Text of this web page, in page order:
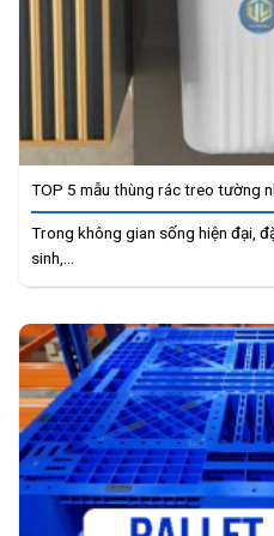
TOP 5 mẫu thùng rác treo tường
Trong không gian sống hiện đại,
sinh,...